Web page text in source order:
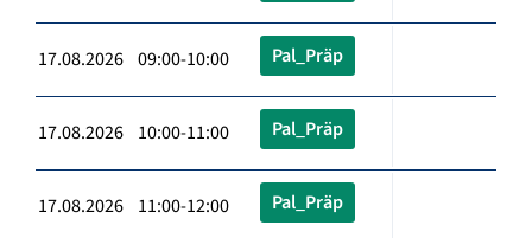
17.08.2026 09:00-10:00 Pal_Präp
17.08.2026 10:00-11:00 Pal_Präp
17.08.2026 11:00-12:00 Pal_Präp